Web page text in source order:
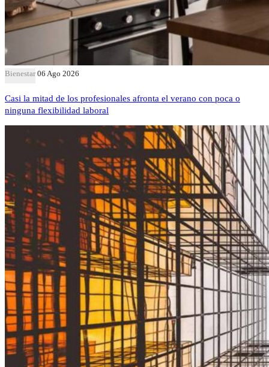
Bienestar 06 Ago 2026
Casi la mitad de los profesionales afronta el verano con poca o
ninguna flexibilidad laboral